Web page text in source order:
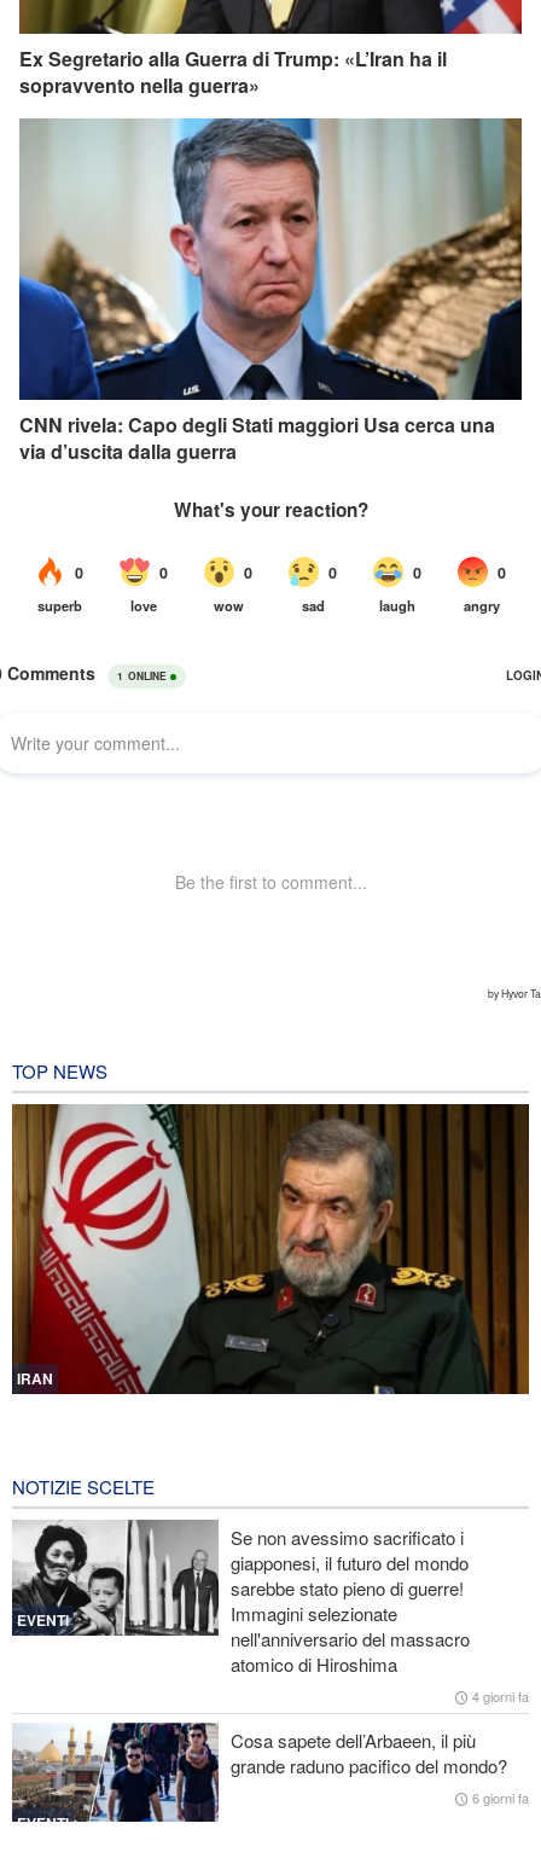
Ex Segretario alla Guerra di Trump: «L’Iran ha il
sopravvento nella guerra»
CNN rivela: Capo degli Stati maggiori Usa cerca una
via d’uscita dalla guerra
TOP NEWS
IRAN
Nota conduttrice americana critica le promesse vuote di Trump
Ex Segretario alla Guerra di Trump: «L’Iran ha il sopravvento nella
guerra»
Il prezzo del petrolio torna a salire
Stallo nei negoziati tra il governo libanese e il regime sionista
NOTIZIE SCELTE
EVENTI
Se non avessimo sacrificato i
giapponesi, il futuro del mondo
sarebbe stato pieno di guerre!
Immagini selezionate
nell'anniversario del massacro
atomico di Hiroshima
4 giorni fa
EVENTI
Cosa sapete dell’Arbaeen, il più
grande raduno pacifico del mondo?
6 giorni fa